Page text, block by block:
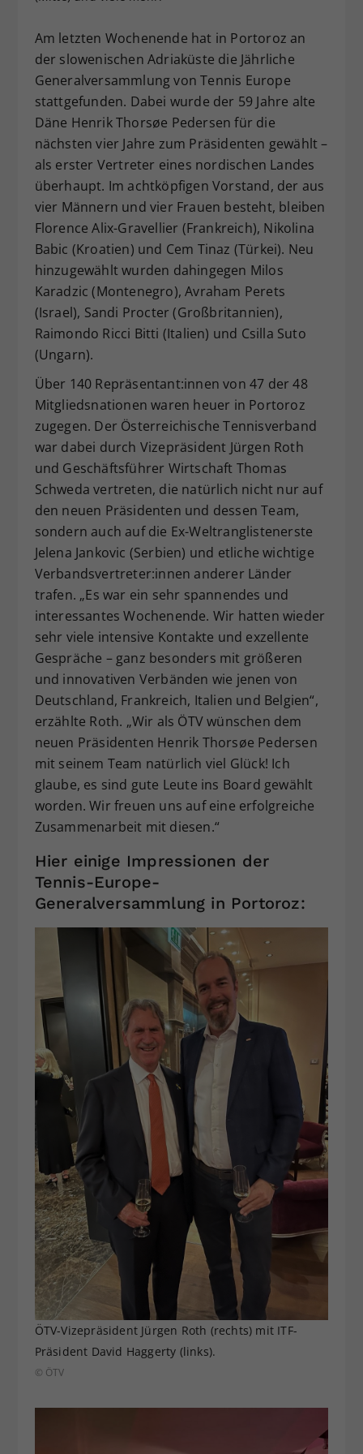
Am letzten Wochenende hat in Portoroz an
der slowenischen Adriaküste die Jährliche
Generalversammlung von Tennis Europe
stattgefunden. Dabei wurde der 59 Jahre alte
Däne Henrik Thorsøe Pedersen für die
nächsten vier Jahre zum Präsidenten gewählt –
als erster Vertreter eines nordischen Landes
überhaupt. Im achtköpfigen Vorstand, der aus
vier Männern und vier Frauen besteht, bleiben
Florence Alix-Gravellier (Frankreich), Nikolina
Babic (Kroatien) und Cem Tinaz (Türkei). Neu
hinzugewählt wurden dahingegen Milos
Karadzic (Montenegro), Avraham Perets
(Israel), Sandi Procter (Großbritannien),
Raimondo Ricci Bitti (Italien) und Csilla Suto
(Ungarn).
Über 140 Repräsentant:innen von 47 der 48
Mitgliedsnationen waren heuer in Portoroz
zugegen. Der Österreichische Tennisverband
war dabei durch Vizepräsident Jürgen Roth
und Geschäftsführer Wirtschaft Thomas
Schweda vertreten, die natürlich nicht nur auf
den neuen Präsidenten und dessen Team,
sondern auch auf die Ex-Weltranglistenerste
Jelena Jankovic (Serbien) und etliche wichtige
Verbandsvertreter:innen anderer Länder
trafen. „Es war ein sehr spannendes und
interessantes Wochenende. Wir hatten wieder
sehr viele intensive Kontakte und exzellente
Gespräche – ganz besonders mit größeren
und innovativen Verbänden wie jenen von
Deutschland, Frankreich, Italien und Belgien“,
erzählte Roth. „Wir als ÖTV wünschen dem
neuen Präsidenten Henrik Thorsøe Pedersen
mit seinem Team natürlich viel Glück! Ich
glaube, es sind gute Leute ins Board gewählt
worden. Wir freuen uns auf eine erfolgreiche
Zusammenarbeit mit diesen.“
Hier einige Impressionen der
Tennis-Europe-
Generalversammlung in Portoroz:
ÖTV-Vizepräsident Jürgen Roth (rechts) mit ITF-
Präsident David Haggerty (links).
© ÖTV
Zweck
Einstellungen. Unter anderem eine
zufällig generierte ID, für die
historische Speicherung Ihrer
vorgenommen Einstellungen, falls der
Webseiten-Betreiber dies eingestellt
hat.